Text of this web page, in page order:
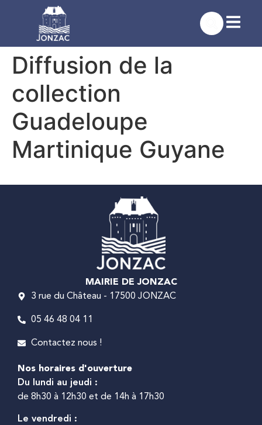
Diffusion de la
collection
Guadeloupe
Martinique Guyane
MAIRIE DE JONZAC
3 rue du Château - 17500 JONZAC
05 46 48 04 11
Contactez nous !
Nos horaires d'ouverture
Du lundi au jeudi :
de 8h30 à 12h30 et de 14h à 17h30
Le vendredi :